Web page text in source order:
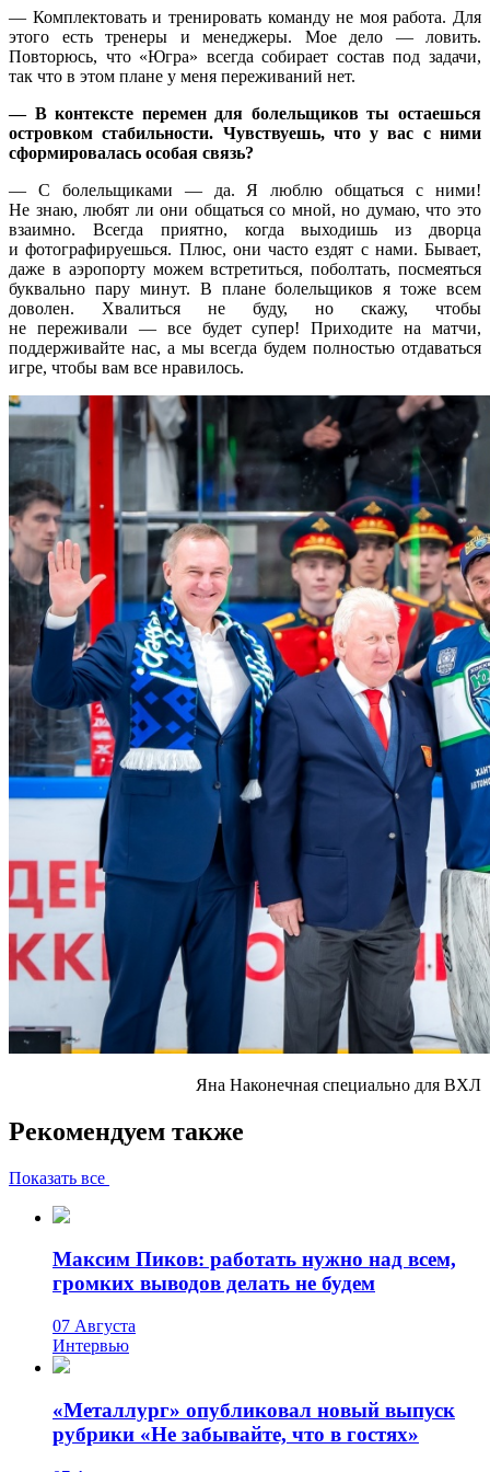
— Комплектовать и тренировать команду не моя работа. Для
этого есть тренеры и менеджеры. Мое дело — ловить.
Повторюсь, что «Югра» всегда собирает состав под задачи,
так что в этом плане у меня переживаний нет.
— В контексте перемен для болельщиков ты остаешься
островком стабильности. Чувствуешь, что у вас с ними
сформировалась особая связь?
— С болельщиками — да. Я люблю общаться с ними!
Не знаю, любят ли они общаться со мной, но думаю, что это
взаимно. Всегда приятно, когда выходишь из дворца
и фотографируешься. Плюс, они часто ездят с нами. Бывает,
даже в аэропорту можем встретиться, поболтать, посмеяться
буквально пару минут. В плане болельщиков я тоже всем
доволен. Хвалиться не буду, но скажу, чтобы
не переживали — все будет супер! Приходите на матчи,
поддерживайте нас, а мы всегда будем полностью отдаваться
игре, чтобы вам все нравилось.
Яна Наконечная специально для ВХЛ
Рекомендуем также
Показать все
Максим Пиков: работать нужно над всем,
громких выводов делать не будем
07 Августа
Интервью
«Металлург» опубликовал новый выпуск
рубрики «Не забывайте, что в гостях»